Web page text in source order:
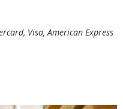
Visa, American Express